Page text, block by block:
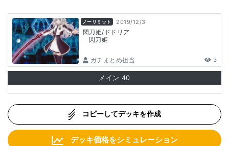
ノーリミット 2019/12/3
閃刀姫/ドドリア
閃刀姫
ガチまとめ担当 3
メイン 40
コピーしてデッキを作成
デッキ価格をシミュレーション